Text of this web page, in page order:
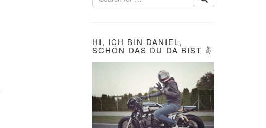
HI, ICH BIN DANIEL,
SCHÖN DAS DU DA BIST ✌